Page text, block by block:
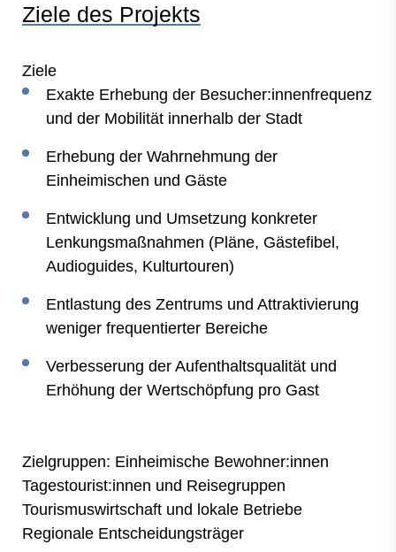
Ziele des Projekts
Ziele
Exakte Erhebung der Besucher:innenfrequenz
und der Mobilität innerhalb der Stadt
Erhebung der Wahrnehmung der
Einheimischen und Gäste
Entwicklung und Umsetzung konkreter
Lenkungsmaßnahmen (Pläne, Gästefibel,
Audioguides, Kulturtouren)
Entlastung des Zentrums und Attraktivierung
weniger frequentierter Bereiche
Verbesserung der Aufenthaltsqualität und
Erhöhung der Wertschöpfung pro Gast
Zielgruppen: Einheimische Bewohner:innen
Tagestourist:innen und Reisegruppen
Tourismuswirtschaft und lokale Betriebe
Regionale Entscheidungsträger